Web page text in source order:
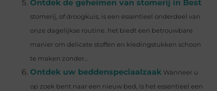
Ontdek de geheimen van stomerij in Best
stomerij, of droogkuis, is een essentieel onderdeel van
onze dagelijkse routine. het biedt een betrouwbare
manier om delicate stoffen en kledingstukken schoon
te maken zonder...
Ontdek uw beddenspeciaalzaak Wanneer u
op zoek bent naar een nieuw bed, is het essentieel een